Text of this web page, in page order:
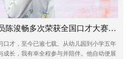
实力认证！小伦敦学员陈浚畅多次荣获全国口才大赛一等奖
口才，至今已逾七载。从幼儿园到小学五年
成长，我有幸全程参与并陪伴。他自幼便展